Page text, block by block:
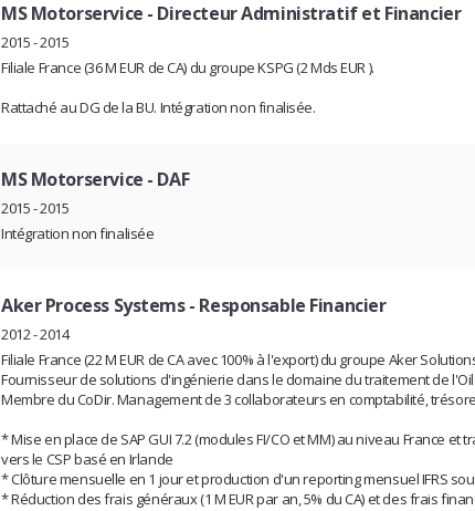
MS Motorservice - Directeur Administratif et Financier
2015 - 2015
Filiale France (36 M EUR de CA) du groupe KSPG (2 Mds EUR ).
Rattaché au DG de la BU. Intégration non finalisée.
MS Motorservice - DAF
2015 - 2015
Intégration non finalisée
Aker Process Systems- Responsable Financier
2012 - 2014
Filiale France (22 M EUR de CA avec 100% à l'export) du groupe Aker
Fournisseur de solutions d'ingénierie dans le domaine du traitement de l'Oil
Membre du CoDir. Management de 3 collaborateurs en comptabilité,
* Mise en place de SAP GUI 7.2 (modules FI/CO et MM) au niveau France
vers le CSP basé en Irlande
* Clôture mensuelle en 1 jour et production d'un reporting mensuel IFRS
* Réduction des frais généraux (1 M EUR par an, 5% du CA) et des frais